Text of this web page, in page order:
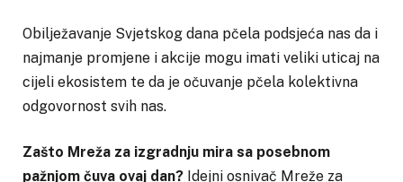
Obilježavanje Svjetskog dana pčela podsjeća nas da i
najmanje promjene i akcije mogu imati veliki uticaj na
cijeli ekosistem te da je očuvanje pčela kolektivna
odgovornost svih nas.
Zašto Mreža za izgradnju mira sa posebnom
pažnjom čuva ovaj dan? Idejni osnivač Mreže za